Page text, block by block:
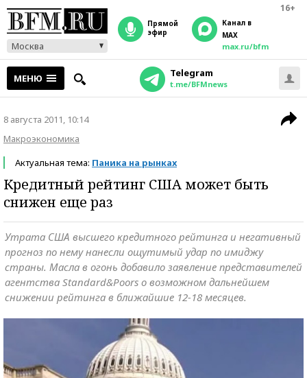
16+
Москва
прямой
эфир
Канал в
MAX
max.ru/bfm
МЕНЮ Telegram
t.me/BFMnews
8 августа 2011, 10:14
Макроэкономика
Актуальная тема: Паника на рынках
Кредитный рейтинг США может быть
снижен еще раз
Утрата США высшего кредитного рейтинга и негативный
прогноз по нему нанесли ощутимый удар по имиджу
страны. Масла в огонь добавило заявление представителей
агентства Standard&Poors о возможном дальнейшем
снижении рейтинга в ближайшие 12-18 месяцев.